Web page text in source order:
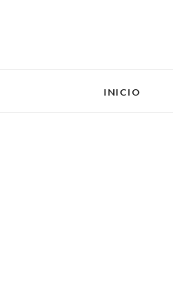
INICIO